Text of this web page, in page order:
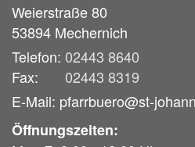
Weierstraße 80
53894 Mechernich
Telefon: 02443 8640
Fax:
02443 8319
E-Mail: pfarrbuero@st-
Öffnungszeiten: